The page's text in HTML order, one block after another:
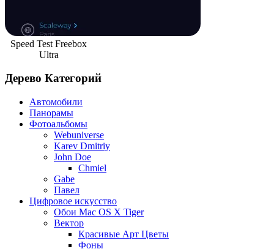
Speed Test Freebox
Ultra
Дерево Категорий
Автомобили
Панорамы
Фотоальбомы
Webuniverse
Karev Dmitriy
John Doe
Chmiel
Gabe
Павел
Цифровое искусство
Обои Mac OS X Tiger
Вектор
Красивые Арт Цветы
Фоны